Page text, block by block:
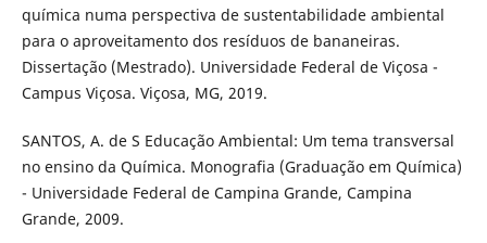
química numa perspectiva de sustentabilidade ambiental
para o aproveitamento dos resíduos de bananeiras.
Dissertação (Mestrado). Universidade Federal de Viçosa -
Campus Viçosa. Viçosa, MG, 2019.
SANTOS, A. de S Educação Ambiental: Um tema transversal
no ensino da Química. Monografia (Graduação em Química)
- Universidade Federal de Campina Grande, Campina
Grande, 2009.